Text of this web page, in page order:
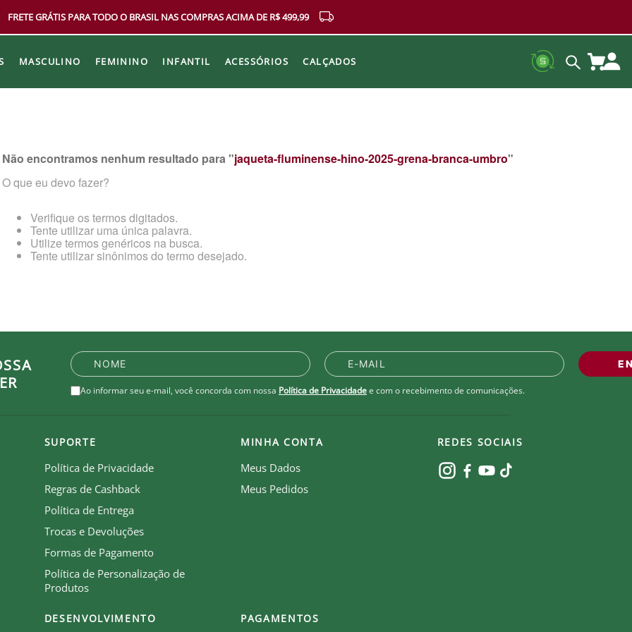
FRETE GRÁTIS PARA TODO O BRASIL NAS COMPRAS ACIMA DE R$ 499,99
MASCULINO FEMININO INFANTIL ACESSÓRIOS CALÇADOS
Não encontramos nenhum resultado para "jaqueta-fluminense-hino-2025-grena-branca-umbro"
O que eu devo fazer?
Verifique os termos digitados.
Tente utilizar uma única palavra.
Utilize termos genéricos na busca.
Tente utilizar sinônimos do termo desejado.
Ao informar seu e-mail, você concorda com nossa Política de Privacidadee com o recebimento de comunicações.
SUPORTE
Política de Privacidade
Regras de Cashback
Política de Entrega
Trocas e Devoluções
Formas de Pagamento
Política de Personalização de
Produtos
MINHA CONTA
Meus Dados
Meus Pedidos
REDES SOCIAIS
DESENVOLVIMENTO PAGAMENTOS